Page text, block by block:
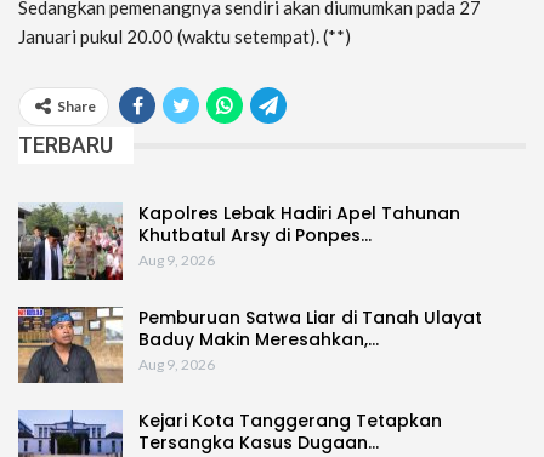
Sedangkan pemenangnya sendiri akan diumumkan pada 27
Januari pukul 20.00 (waktu setempat). (**)
Share
TERBARU
Kapolres Lebak Hadiri Apel Tahunan
Khutbatul Arsy di Ponpes…
Aug 9, 2026
Pemburuan Satwa Liar di Tanah Ulayat
Baduy Makin Meresahkan,…
Aug 9, 2026
Kejari Kota Tanggerang Tetapkan
Tersangka Kasus Dugaan…